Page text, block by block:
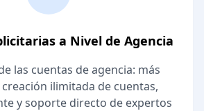
a Nivel de Agencia
las cuentas de agencia: más
ilimitada de cuentas,
y soporte directo de expertos